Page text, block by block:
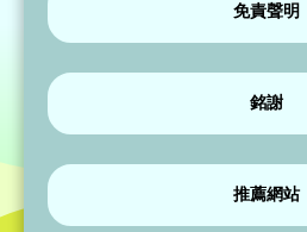
免責聲明
銘謝
推薦網站